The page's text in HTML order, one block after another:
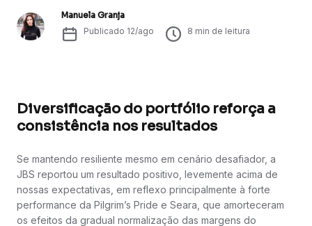
Manuela Granja
Publicado 12/ago 8 min de leitura
Diversificação do portfólio reforça a
consistência nos resultados
Se mantendo resiliente mesmo em cenário desafiador, a
JBS reportou um resultado positivo, levemente acima de
nossas expectativas, em reflexo principalmente à forte
performance da Pilgrim’s Pride e Seara, que amorteceram
os efeitos da gradual normalização das margens do